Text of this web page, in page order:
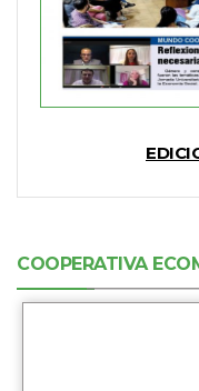
COOPERATIVA